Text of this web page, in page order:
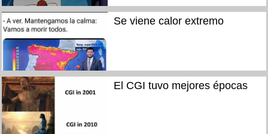
Se viene calor extremo
El CGI tuvo mejores épocas